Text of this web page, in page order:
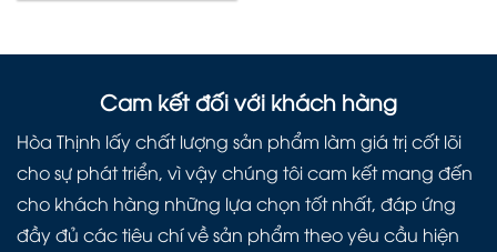
Cam kết đối với khách hàng
Hòa Thịnh lấy chất lượng sản phẩm làm giá trị cốt lõi
cho sự phát triển, vì vậy chúng tôi cam kết mang đến
cho khách hàng những lựa chọn tốt nhất, đáp ứng
đầy đủ các tiêu chí về sản phẩm theo yêu cầu hiện